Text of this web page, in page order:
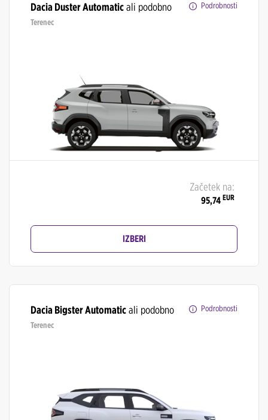
Dacia Duster Automaticali podobno
Podrobnosti
Terenec
Začetek na:
95,74 EUR
IZBERI
Dacia Bigster Automaticali podobno
Podrobnosti
Terenec